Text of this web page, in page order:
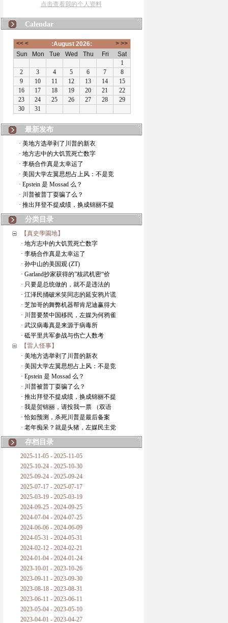
点击查看我的个人资料
Calendar
最新发布
· 美地方选举剥了川普的新衣
· 地方志中的大饥荒死亡数字
· 李杨合作真是太幸运了
· 美国大学左翼思想占上风：不是竞
· Epstein 是 Mossad 么？
· 川普被普丁耍骗了么？
· 推出拜登不提成绩，换成锦丽不提
分类目录
【真史學園地】
· 地方志中的大饥荒死亡数字
· 李杨合作真是太幸运了
· 孙中山的美国观 (ZT)
· Garland抄家获得的”核武机密“价
· 只要是总统做的，就不是违法的
· 江泽民捅破米笑同志的延安鸦片谎
· 芝加哥的舞弊机器帮肯尼迪赢得大
· 川普要禁中国移民，左媒为何鸦雀
· 武汉病毒真是来源于病毒所
· 砥平里共军参战与伤亡人数考
【雷人怪事】
· 美地方选举剥了川普的新衣
· 美国大学左翼思想占上风：不是竞
· Epstein 是 Mossad 么？
· 川普被普丁耍骗了么？
· 推出拜登不提成绩，换成锦丽不提
· 我是贺锦丽，请投我一票 （双语
· 恰如预测，杀死川普是最后备案
· 老年痴呆？就是头猪，左媒民主党
存档目录
2025-11-05 - 2025-11-05
2025-10-24 - 2025-10-30
2025-09-24 - 2025-09-24
2025-07-17 - 2025-07-17
2025-03-19 - 2025-03-19
2024-09-25 - 2024-09-25
2024-07-04 - 2024-07-25
2024-06-06 - 2024-06-09
2024-05-31 - 2024-05-31
2024-02-12 - 2024-02-21
2024-01-04 - 2024-01-24
2023-10-01 - 2023-10-26
2023-09-11 - 2023-09-30
2023-08-18 - 2023-08-31
2023-06-11 - 2023-06-11
2023-05-04 - 2023-05-10
2023-04-01 - 2023-04-27